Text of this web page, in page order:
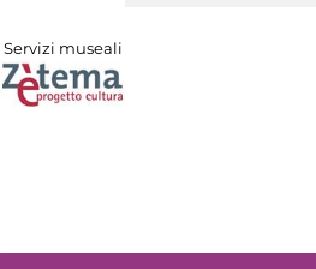
Servizi museali